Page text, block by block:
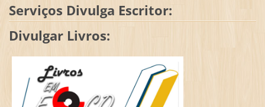
Serviços Divulga Escritor:
Divulgar Livros: